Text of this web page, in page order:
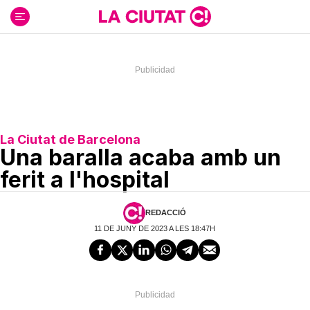
contenido
La Ciutat de Barcelona
Una baralla acaba amb un
ferit a l'hospital
REDACCIÓ
11 DE JUNY DE 2023 A LES 18:47H